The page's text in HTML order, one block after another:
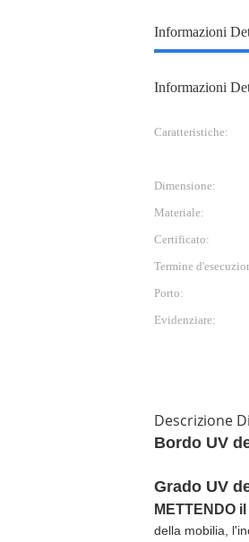
Informazioni
Informazioni
Caratteristiche:
Dimensione:
Materiale:
Certificato:
Termine
Porto:
Evidenziare:
Descrizione
Bordo UV
Grado UV
METTENDO
della mobilia,